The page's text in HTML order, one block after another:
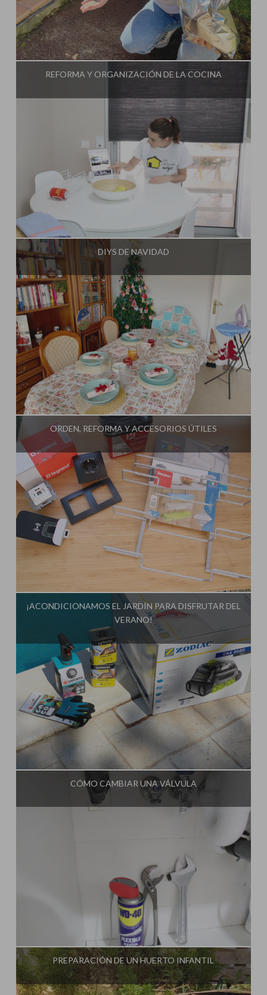
Influencer:Mami Crafter
REFORMA Y ORGANIZACIÓN DE LA COCINA
Mami Crafter
DIYS DE NAVIDAD
Influencer:Mami Crafter
ORDEN, REFORMA Y ACCESORIOS ÚTILES
Influencer: Mami Crafter
¡ACONDICIONAMOS EL JARDÍN PARA DISFRUTAR DEL
VERANO!
Influencer: Mami Crafter
CÓMO CAMBIAR UNA VÁLVULA
Influencer:Mami Crafter
PREPARACIÓN DE UN HUERTO INFANTIL